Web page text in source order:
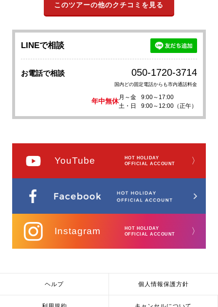
このツアーの他のクチコミを見る
LINEで相談
お電話で相談 050-1720-3714
国内どの固定電話からも市内通話料金
年中無休
月～金
9:00～17:00
土・日
9:00～12:00（正午）
YouTube
HOT HOLIDAY
OFFICIAL ACCOUNT
〉
Instagram
HOT HOLIDAY
OFFICIAL ACCOUNT
〉
ヘルプ 個人情報保護方針